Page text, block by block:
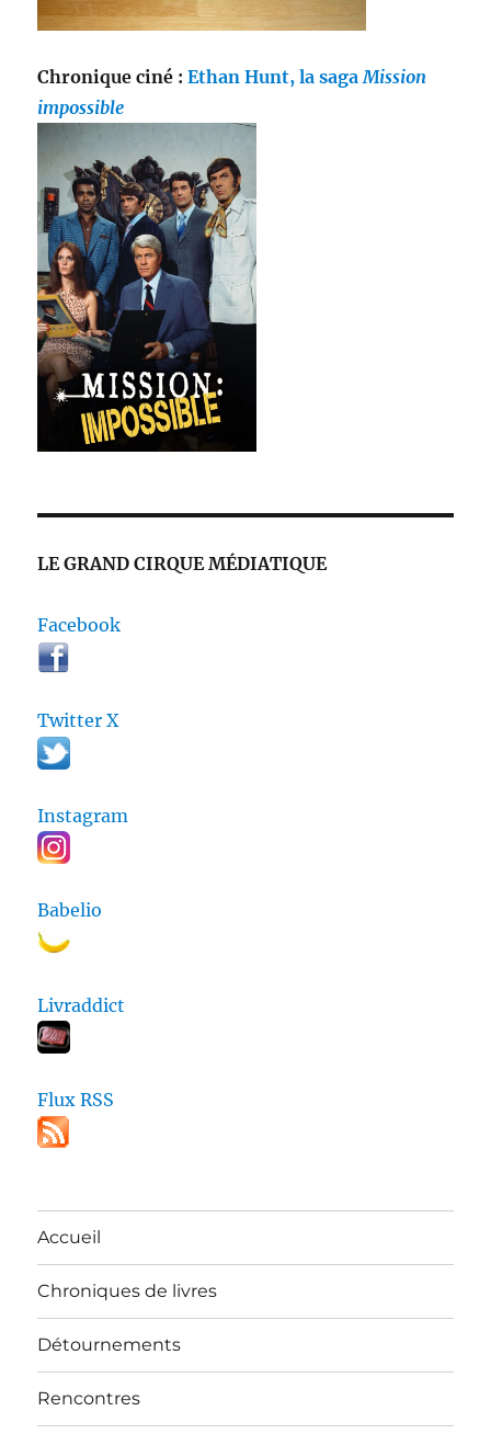
Chronique ciné :Ethan Hunt, la sagaMission
impossible
LE GRAND CIRQUE MÉDIATIQUE
Facebook
Twitter X
Instagram
Babelio
Livraddict
Flux RSS
Accueil
Chroniques de livres
Détournements
Rencontres